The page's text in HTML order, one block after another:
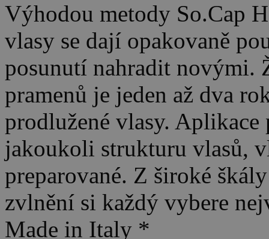
Výhodou metody So.Cap
vlasy se dají opakovaně
posunutí nahradit novými.
pramenů je jeden až dva
prodlužené vlasy. Aplikace
jakoukoli strukturu vlasů,
preparované. Z široké
zvlnění si každý vybere
Made in Italy *